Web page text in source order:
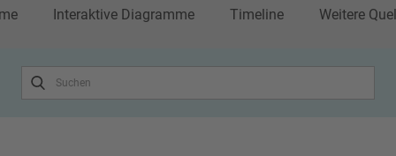
Interaktive Diagramme Timeline Weitere